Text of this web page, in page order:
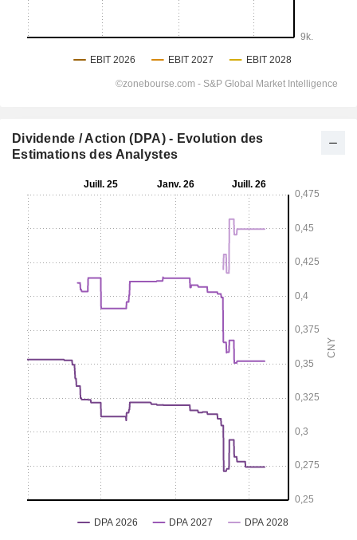
Dividende / Action (DPA) - Evolution des
Estimations des Analystes